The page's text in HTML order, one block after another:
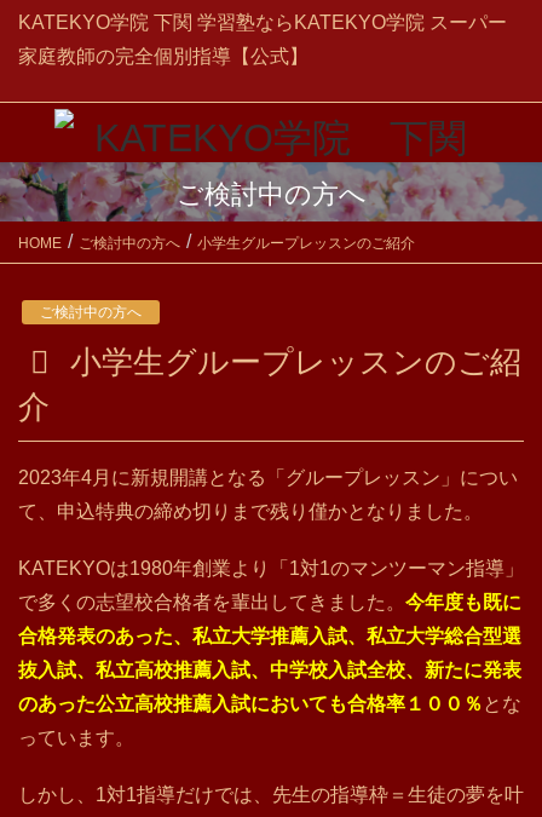
KATEKYO学院 下関 学習塾ならKATEKYO学院 スーパー
家庭教師の完全個別指導【公式】
ご検討中の方へ
HOME ご検討中の方へ 小学生グループレッスンのご紹介
ご検討中の方へ
小学生グループレッスンのご紹
介
2023年4月に新規開講となる「グループレッスン」につい
て、申込特典の締め切りまで残り僅かとなりました。
KATEKYOは1980年創業より「1対1のマンツーマン指導」
で多くの志望校合格者を輩出してきました。 今年度も既に
合格発表のあった、私立大学推薦入試、私立大学総合型選
抜入試、私立高校推薦入試、中学校入試全校、新たに発表
のあった公立高校推薦入試においても合格率１００％ とな
っています。
しかし、1対1指導だけでは、先生の指導枠＝生徒の夢を叶